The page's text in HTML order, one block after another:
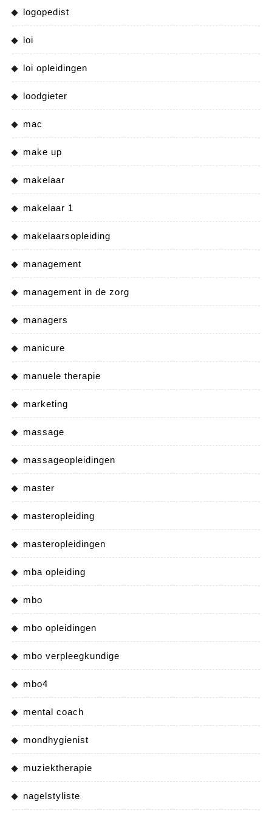
logopedist
loi
loi opleidingen
loodgieter
mac
make up
makelaar
makelaar 1
makelaarsopleiding
management
management in de zorg
managers
manicure
manuele therapie
marketing
massage
massageopleidingen
master
masteropleiding
masteropleidingen
mba opleiding
mbo
mbo opleidingen
mbo verpleegkundige
mbo4
mental coach
mondhygienist
muziektherapie
nagelstyliste